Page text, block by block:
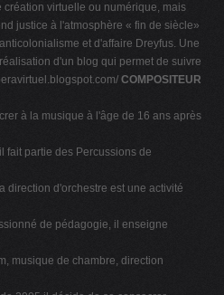
virtuelle ou numérique, mais
justice à l'atmosphère « fin de siècle»
et d'affaire Dreyfus. Une
d'un blog qui permet de suivre
COMPOSITEUR
à la musique à l'âge de 16 ans après
fait partie des Percussions de
direction d'orchestre est une activité
de pédagogie, il enseigne
musique de chambre, direction